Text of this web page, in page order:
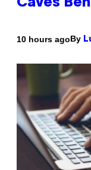
Caves
10 hours agoBy